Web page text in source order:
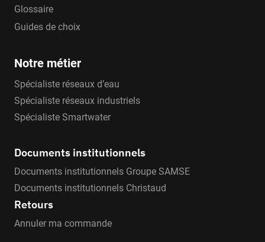
Glossaire
Guides de choix
Notre métier
Spécialiste réseaux d’eau
Spécialiste réseaux industriels
Spécialiste Smartwater
Documents institutionnels
Documents institutionnels Groupe SAMSE
Documents institutionnels Christaud
Retours
Annuler ma commande